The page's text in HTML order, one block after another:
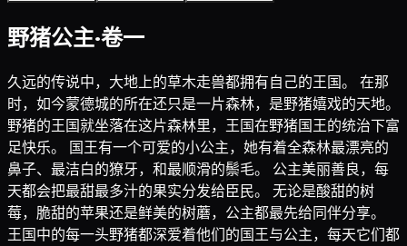
野猪公主·卷一
久远的传说中，大地上的草木走兽都拥有自己的王国。 在那
时，如今蒙德城的所在还只是一片森林，是野猪嬉戏的天地。
野猪的王国就坐落在这片森林里，王国在野猪国王的统治下富
足快乐。 国王有一个可爱的小公主，她有着全森林最漂亮的
鼻子、最洁白的獠牙，和最顺滑的鬃毛。 公主美丽善良，每
天都会把最甜最多汁的果实分发给臣民。 无论是酸甜的树
莓，脆甜的苹果还是鲜美的树蘑，公主都最先给同伴分享。
王国中的每一头野猪都深爱着他们的国王与公主，每天它们都